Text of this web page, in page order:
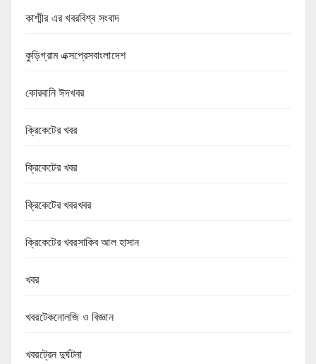
কাশ্মীর এর খবরবিশ্ব সংবাদ
কুড়িগ্রাম এক্সপ্রেসবাংলাদেশ
কোরবানি ঈদখবর
ক্রিকেটের খবর
ক্রিকেটের খবর
ক্রিকেটের খবরখবর
ক্রিকেটের খবরসাকিব আল হাসান
খবর
খবরটেকনোলজি ও বিজ্ঞান
খবরট্রেন দুর্ঘটনা